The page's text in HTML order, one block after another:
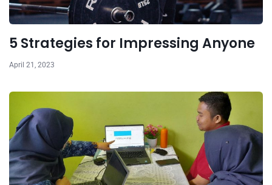
5 Strategies for Impressing Anyone
April 21, 2023